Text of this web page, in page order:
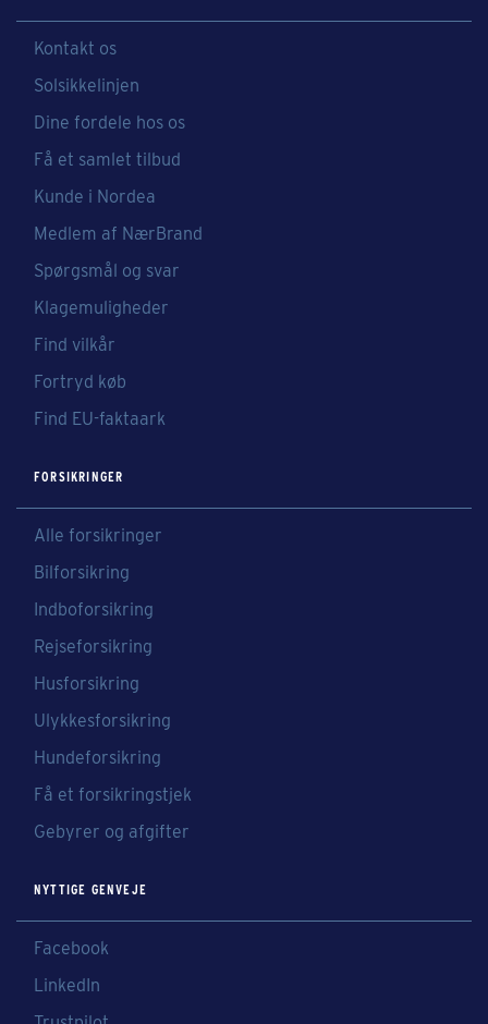
Kontakt os
Solsikkelinjen
Dine fordele hos os
Få et samlet tilbud
Kunde i Nordea
Medlem af NærBrand
Spørgsmål og svar
Klagemuligheder
Find vilkår
Fortryd køb
Find EU-faktaark
FORSIKRINGER
Alle forsikringer
Bilforsikring
Indboforsikring
Rejseforsikring
Husforsikring
Ulykkesforsikring
Hundeforsikring
Få et forsikringstjek
Gebyrer og afgifter
NYTTIGE GENVEJE
Facebook
LinkedIn